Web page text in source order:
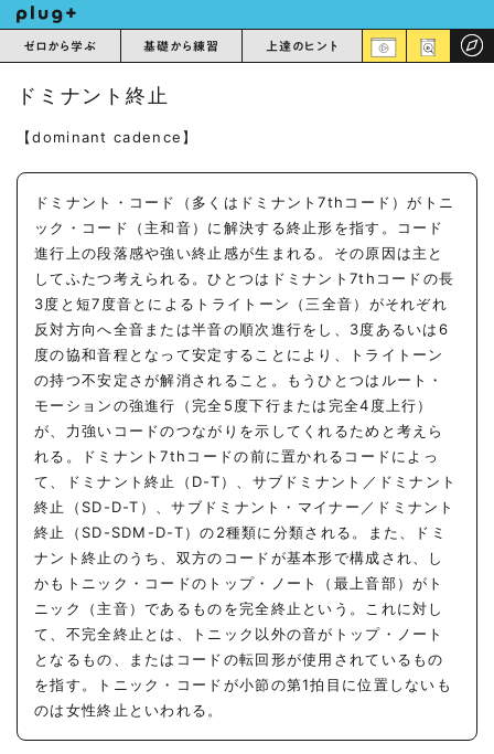
ゼロから学ぶ 基礎から練習 上達のヒント
ドミナント終止
【dominant cadence】
ドミナント・コード（多くはドミナント7thコード）がトニ
ック・コード（主和音）に解決する終止形を指す。コード
進行上の段落感や強い終止感が生まれる。その原因は主と
してふたつ考えられる。ひとつはドミナント7thコードの長
3度と短7度音とによるトライトーン（三全音）がそれぞれ
反対方向へ全音または半音の順次進行をし、3度あるいは6
度の協和音程となって安定することにより、トライトーン
の持つ不安定さが解消されること。もうひとつはルート・
モーションの強進行（完全5度下行または完全4度上行）
が、力強いコードのつながりを示してくれるためと考えら
れる。ドミナント7thコードの前に置かれるコードによっ
て、ドミナント終止（D-T）、サブドミナント／ドミナント
終止（SD-D-T）、サブドミナント・マイナー／ドミナント
終止（SD-SDM-D-T）の2種類に分類される。また、ドミ
ナント終止のうち、双方のコードが基本形で構成され、し
かもトニック・コードのトップ・ノート（最上音部）がト
ニック（主音）であるものを完全終止という。これに対し
て、不完全終止とは、トニック以外の音がトップ・ノート
となるもの、またはコードの転回形が使用されているもの
を指す。トニック・コードが小節の第1拍目に位置しないも
のは女性終止といわれる。